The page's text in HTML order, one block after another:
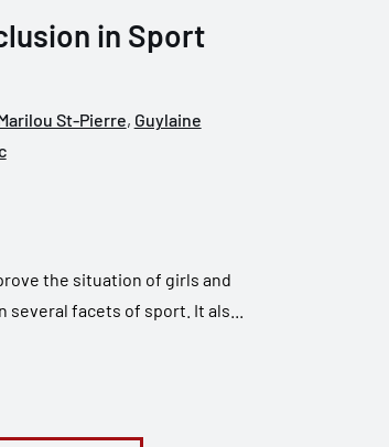
in Sport
St-Pierre, Guylaine
the situation of girls and
facets of sport. It als...